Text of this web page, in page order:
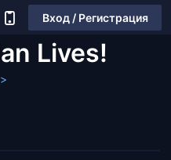
Вход / Регистрация
Lives!